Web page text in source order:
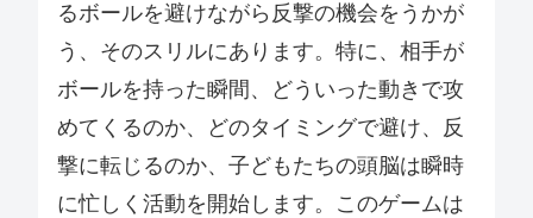
るボールを避けながら反撃の機会をうかが
う、そのスリルにあります。特に、相手が
ボールを持った瞬間、どういった動きで攻
めてくるのか、どのタイミングで避け、反
撃に転じるのか、子どもたちの頭脳は瞬時
に忙しく活動を開始します。このゲームは